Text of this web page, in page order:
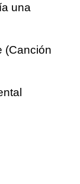
una
(Canción